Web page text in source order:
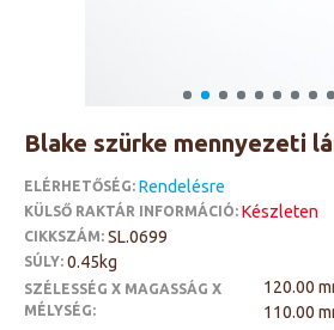
Blake szürke mennyezeti
ELÉRHETŐSÉG: Rendelésre
KÜLSŐ RAKTÁR INFORMÁCIÓ: Készleten
CIKKSZÁM: SL.0699
SÚLY: 0.45kg
SZÉLESSÉG X MAGASSÁG X
MÉLYSÉG:
120.00
110.00